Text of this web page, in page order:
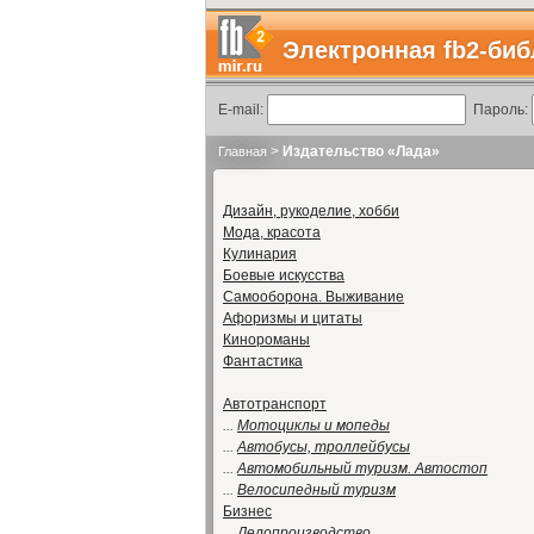
Электронная fb2-
E-mail: Пароль:
Главная > Издательство «Лада»
Дизайн, рукоделие, хобби
Мода, красота
Кулинария
Боевые искусства
Самооборона. Выживание
Афоризмы и цитаты
Кинороманы
Фантастика
Автотранспорт
... Мотоциклы и мопеды
...Автобусы, троллейбусы
...Автомобильный туризм. Автостоп
... Велосипедный туризм
Бизнес